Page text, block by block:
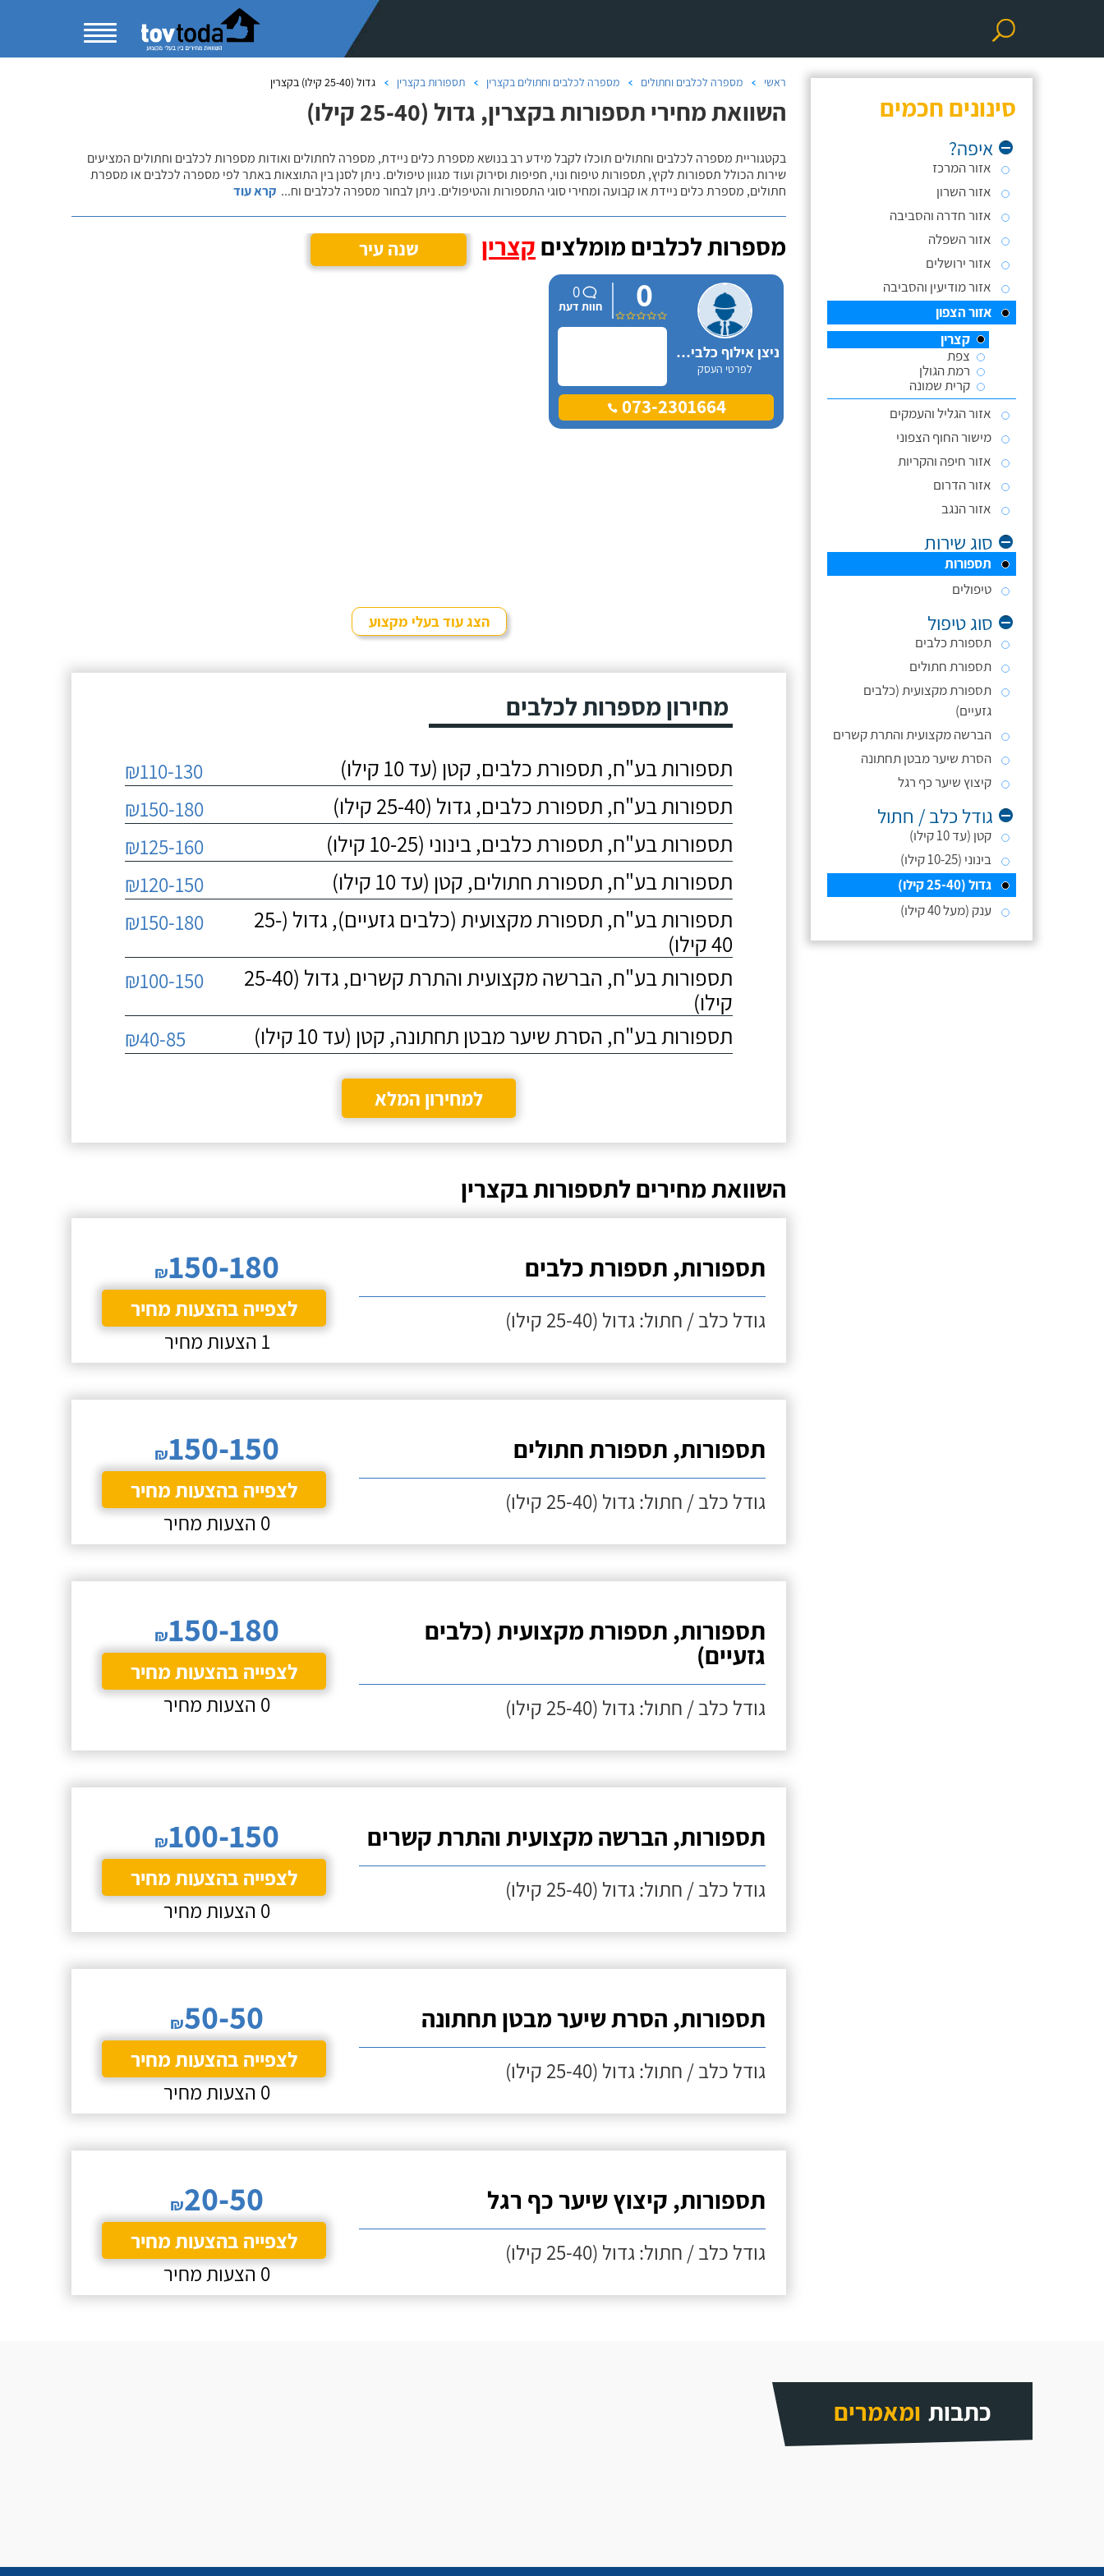
סינונים חכמים
איפה?
אזור המרכז
אזור השרון
אזור חדרה והסביבה
אזור השפלה
אזור ירושלים
אזור מודיעין והסביבה
אזור הצפון
קצרין
צפת
רמת הגולן
קרית שמונה
אזור הגליל והעמקים
מישור החוף הצפוני
אזור חיפה והקריות
אזור הדרום
אזור הנגב
סוג שירות
תספורות
טיפולים
סוג טיפול
תספורת כלבים
תספורת חתולים
תספורת מקצועית (כלבים
גזעיים)
הברשה מקצועית והתרת קשרים
הסרת שיער מבטן תחתונה
קיצוץ שיער כף רגל
גודל כלב / חתול
קטן (עד 10 קילו)
בינוני (10-25 קילו)
גדול (25-40 קילו)
ענק (מעל 40 קילו)
ראשי מספרה לכלבים וחתולים מספרה לכלבים וחתולים בקצרין תספורות בקצרין גדול (25-40 קילו) בקצרין
השוואת מחירי תספורות בקצרין, גדול (25-40 קילו)
בקטגוריית מספרה לכלבים וחתולים תוכלו לקבל מידע רב בנושא מספרת כלים ניידת, מספרה לחתולים ואודות מספרות לכלבים וחתולים המציעים
שירות הכולל תספורות לקיץ, תספורות טיפוח ונוי, חפיפות וסירוק ועוד מגוון טיפולים. ניתן לסנן בין התוצאות באתר לפי מספרה לכלבים או מספרת
חתולים, מספרת כלים ניידת או קבועה ומחירי סוגי התספורות והטיפולים. ניתן לבחור מספרה לכלבים וח... קרא עוד
מספרות לכלבים מומלצים קצרין שנה עיר
ניצן אילוף כלבים על הכנרת
לפרטי העסק
0
0
חוות דעת
073-2301664
הצג עוד בעלי מקצוע
מחירון מספרות לכלבים
תספורות בע"ח, תספורת כלבים, קטן (עד 10 קילו) ₪110-130
תספורות בע"ח, תספורת כלבים, גדול (25-40 קילו) ₪150-180
תספורות בע"ח, תספורת כלבים, בינוני (10-25 קילו) ₪125-160
תספורות בע"ח, תספורת חתולים, קטן (עד 10 קילו) ₪120-150
תספורות בע"ח, תספורת מקצועית (כלבים גזעיים), גדול (25-
40 קילו)
₪150-180
תספורות בע"ח, הברשה מקצועית והתרת קשרים, גדול (25-40
קילו)
₪100-150
תספורות בע"ח, הסרת שיער מבטן תחתונה, קטן (עד 10 קילו) ₪40-85
למחירון המלא
השוואת מחירים לתספורות בקצרין
תספורות, תספורת כלבים
גודל כלב / חתול: גדול (25-40 קילו)
₪150-180
לצפייה בהצעות מחיר
1 הצעות מחיר
תספורות, תספורת חתולים
גודל כלב / חתול: גדול (25-40 קילו)
₪150-150
לצפייה בהצעות מחיר
0 הצעות מחיר
תספורות, תספורת מקצועית (כלבים
גזעיים)
גודל כלב / חתול: גדול (25-40 קילו)
₪150-180
לצפייה בהצעות מחיר
0 הצעות מחיר
תספורות, הברשה מקצועית והתרת קשרים
גודל כלב / חתול: גדול (25-40 קילו)
₪100-150
לצפייה בהצעות מחיר
0 הצעות מחיר
תספורות, הסרת שיער מבטן תחתונה
גודל כלב / חתול: גדול (25-40 קילו)
₪50-50
לצפייה בהצעות מחיר
0 הצעות מחיר
תספורות, קיצוץ שיער כף רגל
גודל כלב / חתול: גדול (25-40 קילו)
₪20-50
לצפייה בהצעות מחיר
0 הצעות מחיר
כתבות ומאמרים